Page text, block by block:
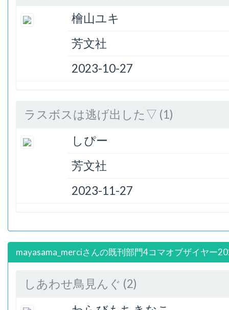
檜山ユキ
芳文社
2023-10-27
ラスボスは逃げ出した▽ (1)
しぴー
芳文社
2023-11-27
mayasama_merciさんの既刊部門4コマオブザイヤー
しあわせ鳥見んぐ (2)